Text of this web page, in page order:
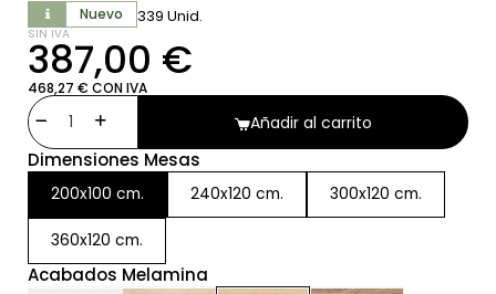
Nuevo 339 Unid.
SIN IVA
387,00 €
468,27 € CON IVA
Añadir al carrito
Dimensiones Mesas
200x100 cm. 240x120 cm. 300x120 cm.
360x120 cm.
Acabados Melamina